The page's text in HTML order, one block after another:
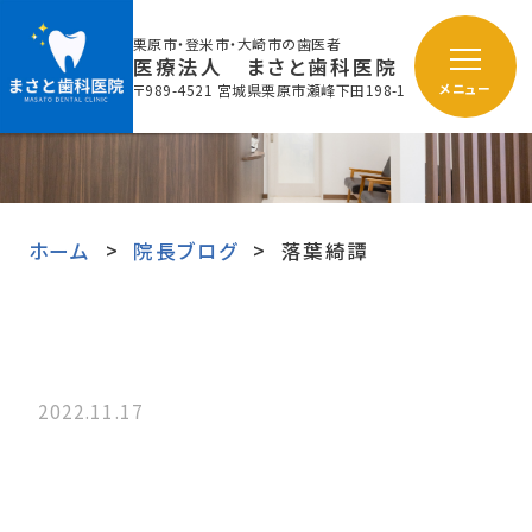
栗原市・登米市・大崎市の歯医者
医療法人 まさと歯科医院
〒989-4521 宮城県栗原市瀬峰下田198-1 メニュー
ホーム 院長ブログ 落葉綺譚
2022.11.17